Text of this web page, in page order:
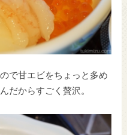
で甘エビをちょっと多め
だからすごく贅沢。